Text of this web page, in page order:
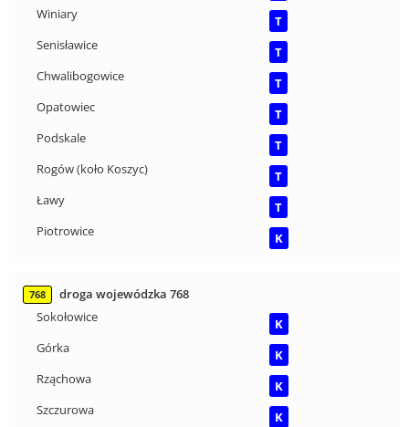
Winiary
T
Senisławice
T
Chwalibogowice
T
Opatowiec
T
Podskale
T
Rogów (koło Koszyc)
T
Ławy
T
Piotrowice
K
768
droga wojewódzka 768
Sokołowice
K
Górka
K
Rząchowa
K
Szczurowa
K